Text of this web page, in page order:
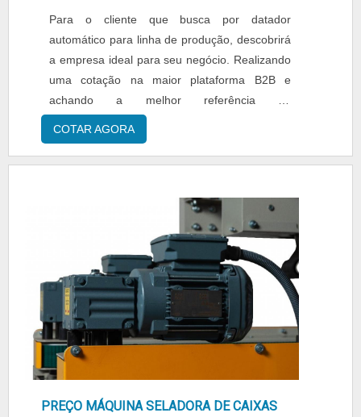
Para o cliente que busca por datador
automático para linha de produção, descobrirá
a empresa ideal para seu negócio. Realizando
uma cotação na maior plataforma B2B e
achando a melhor referência do
mercado.ALGUNS DETALHES SOBRE
DATADOR AUTOMÁTICO PARA LINHA DE
em uma empresa inovadora, chega até a
Tesla. É possível encontrar Datadores Laser e
COTAR AGORA
PREÇO MÁQUINA SELADORA DE CAIXAS